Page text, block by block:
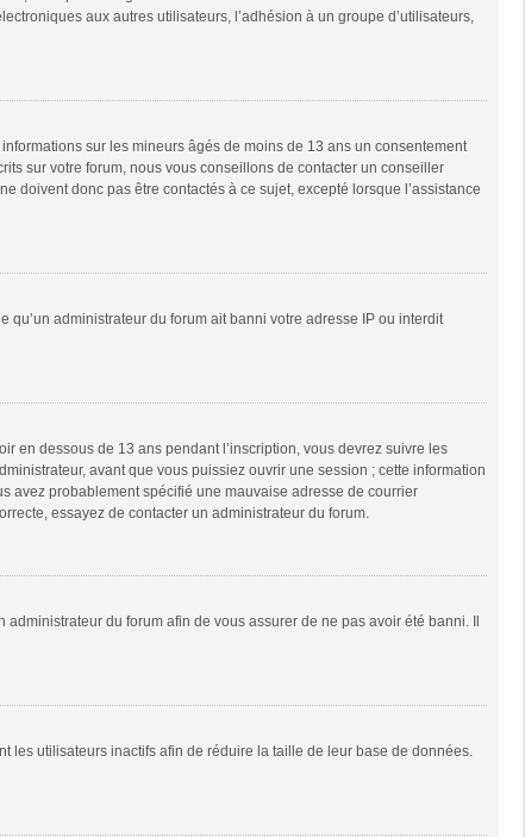
aux autres utilisateurs, l’adhésion à un groupe d’utilisateurs,
sur les mineurs âgés de moins de 13 ans un consentement
sur votre forum, nous vous conseillons de contacter un conseiller
doivent donc pas être contactés à ce sujet, excepté lorsque l’assistance
qu’un administrateur du forum ait banni votre adresse IP ou interdit
en dessous de 13 ans pendant l’inscription, vous devrez suivre les
avant que vous puissiez ouvrir une session ; cette information
avez probablement spécifié une mauvaise adresse de courrier
essayez de contacter un administrateur du forum.
du forum afin de vous assurer de ne pas avoir été banni. Il
les utilisateurs inactifs afin de réduire la taille de leur base de données.